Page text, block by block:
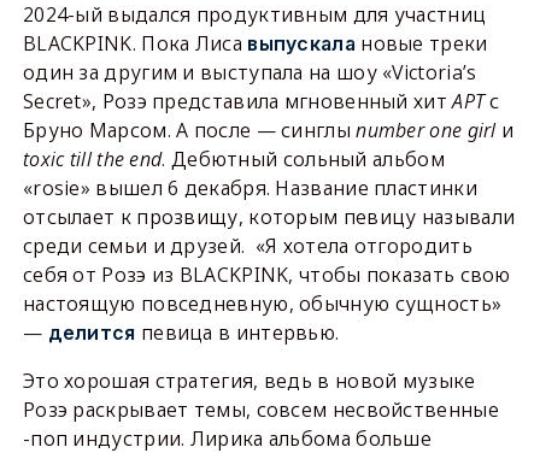
2024-ый выдался продуктивным для участниц
BLACKPINK. Пока Лиса выпускала новые треки
один за другим и выступала на шоу «Victoria’s
Secret», Розэ представила мгновенный хитAPTс
Бруно Марсом. А после — синглыnumber one girl и
toxic till the end. Дебютный сольный альбом
«rosie» вышел 6 декабря. Название пластинки
отсылает к прозвищу, которым певицу называли
среди семьи и друзей. «Я хотела отгородить
себя от Розэ из BLACKPINK, чтобы показать свою
настоящую повседневную, обычную сущность»
— делится певица в интервью.
Это хорошая стратегия, ведь в новой музыке
Розэ раскрывает темы, совсем несвойственные
-поп индустрии. Лирика альбома больше